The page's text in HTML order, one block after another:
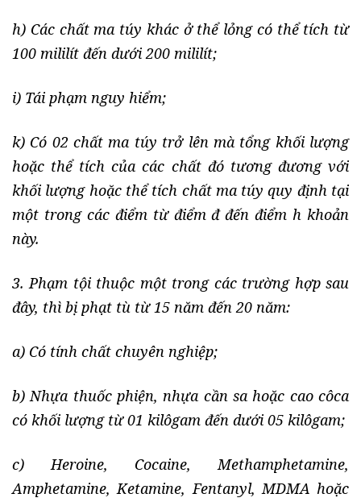
h) Các chất ma túy khác ở thể lỏng có thể tích từ
100 mililít đến dưới 200 mililít;
i) Tái phạm nguy hiểm;
k) Có 02 chất ma túy trở lên mà tổng khối lượng
hoặc thể tích của các chất đó tương đương với
khối lượng hoặc thể tích chất ma túy quy định tại
một trong các điểm từ điểm đ đến điểm h khoản
này.
3. Phạm tội thuộc một trong các trường hợp sau
đây, thì bị phạt tù từ 15 năm đến 20 năm:
a) Có tính chất chuyên nghiệp;
b) Nhựa thuốc phiện, nhựa cần sa hoặc cao côca
có khối lượng từ 01 kilôgam đến dưới 05 kilôgam;
c) Heroine, Cocaine, Methamphetamine,
Amphetamine, Ketamine, Fentanyl, MDMA hoặc